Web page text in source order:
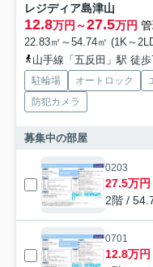
レジディア島津山
12.8万円～27.5万円
22.83㎡～54.74㎡ (1K～
山手線「五反田」駅 徒
駐輪場 オートロック
防犯カメラ
募集中の部屋
0203
27.5万円
2階 /
0701
12.8万円